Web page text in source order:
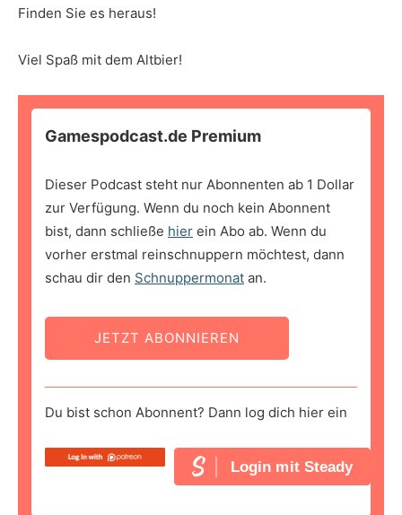
Finden Sie es heraus!
Viel Spaß mit dem Altbier!
Gamespodcast.de Premium
Dieser Podcast steht nur Abonnenten ab 1 Dollar
zur Verfügung. Wenn du noch kein Abonnent
bist, dann schließe hier ein Abo ab. Wenn du
vorher erstmal reinschnuppern möchtest, dann
schau dir den Schnuppermonat an.
JETZT ABONNIEREN
Du bist schon Abonnent? Dann log dich hier ein
Login mit Steady